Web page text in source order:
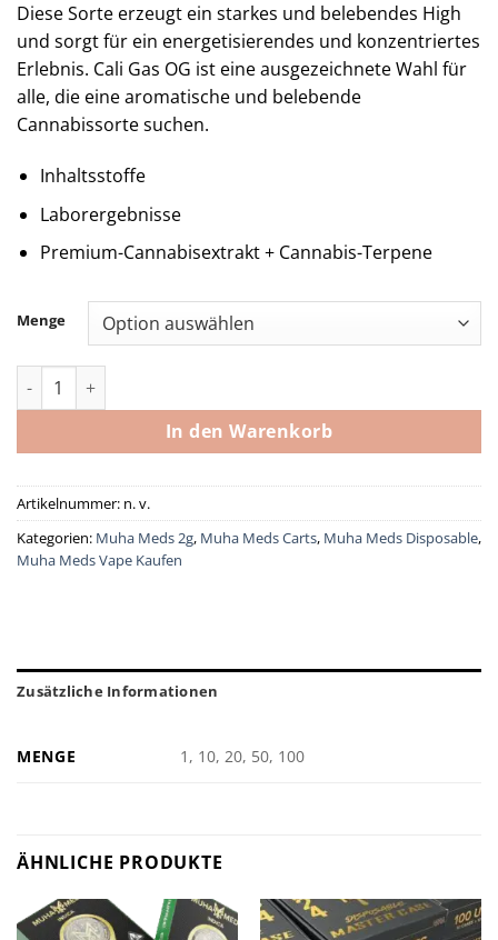
Diese Sorte erzeugt ein starkes und belebendes High
und sorgt für ein energetisierendes und konzentriertes
Erlebnis. Cali Gas OG ist eine ausgezeichnete Wahl für
alle, die eine aromatische und belebende
Cannabissorte suchen.
Inhaltsstoffe
Laborergebnisse
Premium-Cannabisextrakt + Cannabis-Terpene
Menge
Cali Gas OG Muha Meds Cart 1000MG | Hybrid Menge
In den Warenkorb
Artikelnummer: n. v.
Kategorien: Muha Meds 2g, Muha Meds Carts, Muha Meds Disposable,
Muha Meds Vape Kaufen
Zusätzliche Informationen
MENGE 1, 10, 20, 50, 100
ÄHNLICHE PRODUKTE